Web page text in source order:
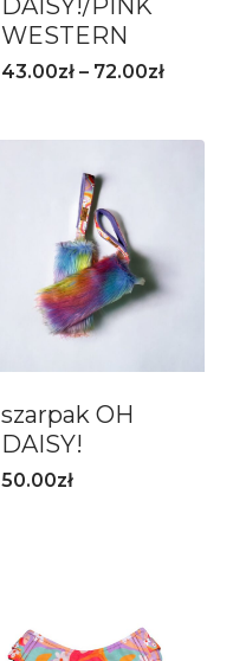
DAISY!/PINK
WESTERN
43.00zł – 72.00zł
szarpak OH
DAISY!
50.00zł